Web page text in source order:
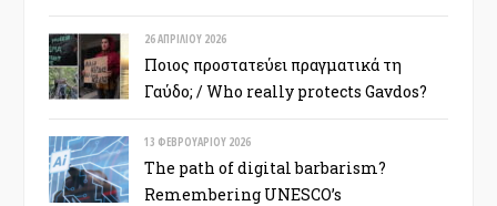
26 ΑΠΡΙΛΊΟΥ 2026
Ποιος προστατεύει πραγματικά τη
Γαύδο; / Who really protects Gavdos?
13 ΦΕΒΡΟΥΑΡΊΟΥ 2026
The path of digital barbarism?
Remembering UNESCO’s